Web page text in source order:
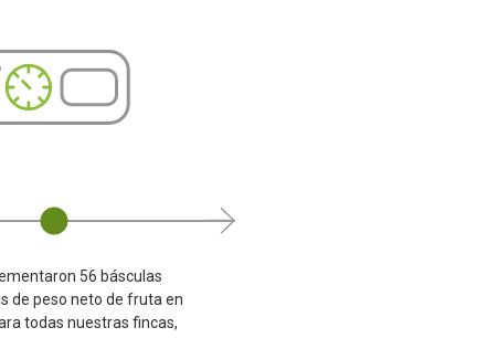
56 básculas
de peso neto de fruta en
todas nuestras fincas,